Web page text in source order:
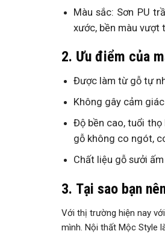
Màu sắc: Sơn PU
xước, bền màu vượt
2. Ưu điểm của
Được làm từ gỗ tự
Không gây cảm
Độ bền cao, tuổi
gỗ không co ngót,
Chất liệu gỗ sưởi
3. Tại sao bạn
Với thị trường hiện nay
mình. Nội thất Mộc Style